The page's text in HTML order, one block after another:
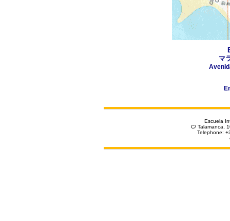
マ
Escuela
C/ Talamanca,
Telephone: